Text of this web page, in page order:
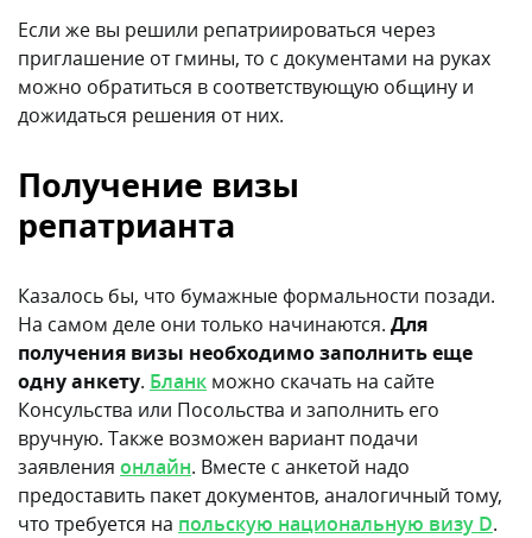
Если же вы решили репатриироваться через
приглашение от гмины, то с документами на руках
можно обратиться в соответствующую общину и
дожидаться решения от них.
Получение визы
репатрианта
Казалось бы, что бумажные формальности позади.
На самом деле они только начинаются. Для
получения визы необходимо заполнить еще
одну анкету. Бланк можно скачать на сайте
Консульства или Посольства и заполнить его
вручную. Также возможен вариант подачи
заявления онлайн. Вместе с анкетой надо
предоставить пакет документов, аналогичный тому,
что требуется на польскую национальную визу D.